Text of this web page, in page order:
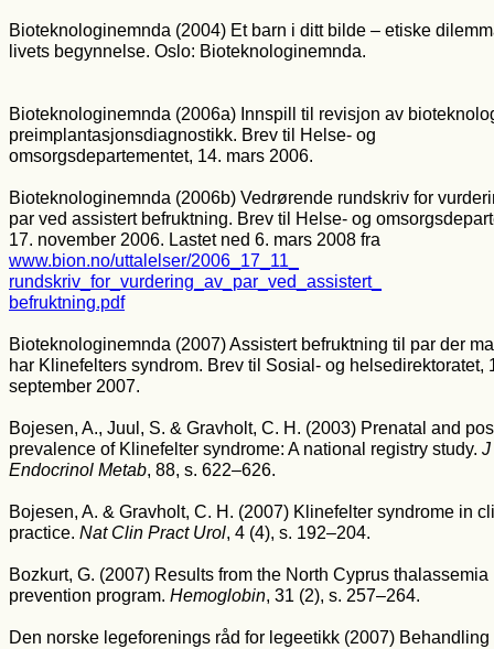
Bioteknologinemnda (2004) Et barn i ditt bilde – etiske
livets begynnelse. Oslo: Bioteknologinemnda.
Bioteknologinemnda (2006a) Innspill til revisjon av
preimplantasjonsdiagnostikk. Brev til Helse- og
omsorgsdepartementet, 14. mars 2006.
Bioteknologinemnda (2006b) Vedrørende rundskriv for
par ved assistert befruktning. Brev til Helse- og
17. november 2006. Lastet ned 6. mars 2008 fra
www.bion.no/uttalelser/2006_17_11_
rundskriv_for_vurdering_av_par_ved_ assistert_
befruktning.pdf
Bioteknologinemnda (2007) Assistert befruktning til par der
har Klinefelters syndrom. Brev til Sosial- og helsedirektoratet,
september 2007.
Bojesen, A., Juul, S. & Gravholt, C. H. (2003) Prenatal and
prevalence of Klinefelter syndrome: A national registry study.
Endocrinol Metab, 88, s. 622–626.
Bojesen, A. & Gravholt, C. H. (2007) Klinefelter syndrome in
practice. Nat Clin Pract Urol, 4 (4), s. 192–204.
Bozkurt, G. (2007) Results from the North Cyprus thalassemia
prevention program. Hemoglobin, 31 (2), s. 257–264.
Den norske legeforenings råd for legeetikk (2007) Behandling